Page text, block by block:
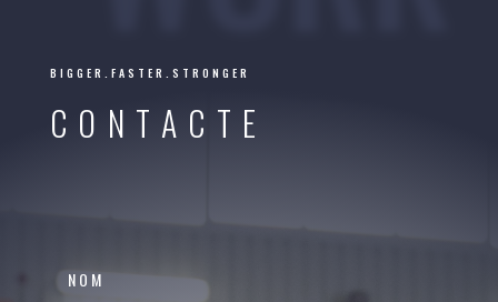
BIGGER.FASTER.STRONGER
CONTACTE